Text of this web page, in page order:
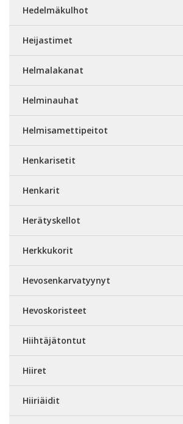
Hedelmäkulhot
Heijastimet
Helmalakanat
Helminauhat
Helmisamettipeitot
Henkarisetit
Henkarit
Herätyskellot
Herkkukorit
Hevosenkarvatyynyt
Hevoskoristeet
Hiihtäjätontut
Hiiret
Hiiriäidit